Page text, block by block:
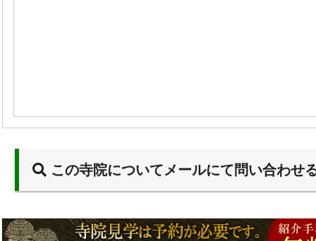
この寺院についてメールにて問い合わせ